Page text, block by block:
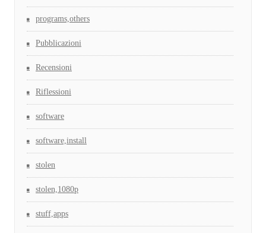
programs,others
Pubblicazioni
Recensioni
Riflessioni
software
software,install
stolen
stolen,1080p
stuff,apps